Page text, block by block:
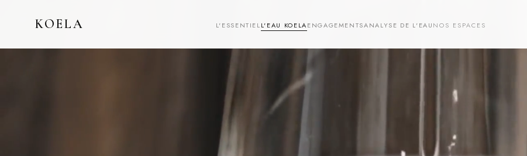
KOELA L'ESSENTIELL'EAU KOELAENGAGEMENTSANALYSE DE L'EAUNOS ESPACES